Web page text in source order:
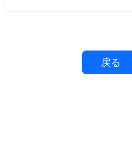
戻る